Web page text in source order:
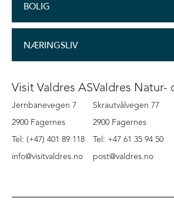
BOLIG
NÆRINGSLIV
Visit Valdres AS
Jernbanevegen 7
2900 Fagernes
Tel: (+47) 401 89 118
info@visitvaldres.no
Valdres Natur-
Skrautvålvegen 77
2900 Fagernes
Tel: +47 61 35 94 50
post@valdres.no